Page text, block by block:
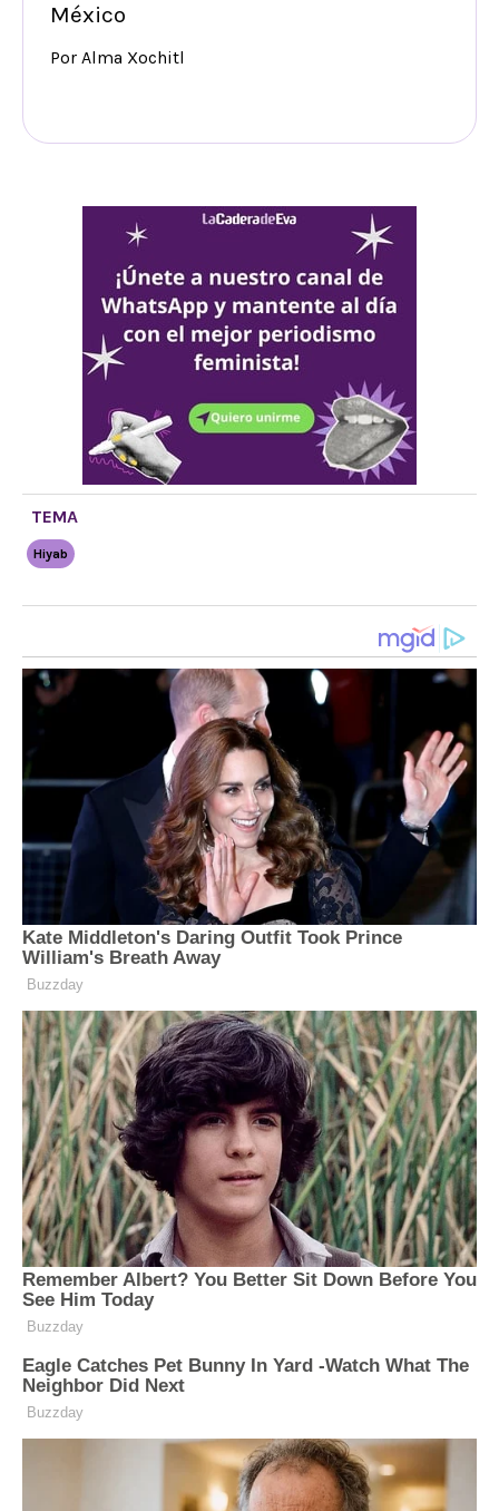
México
Por Alma Xochitl
TEMA
Hiyab